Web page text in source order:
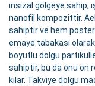
insizal gölgeye sahip,
nanofil kompozittir.
sahiptir ve hem
emaye tabakası
boyutlu dolgu
sahiptir, bu da onu ön
kılar. Takviye dolgu